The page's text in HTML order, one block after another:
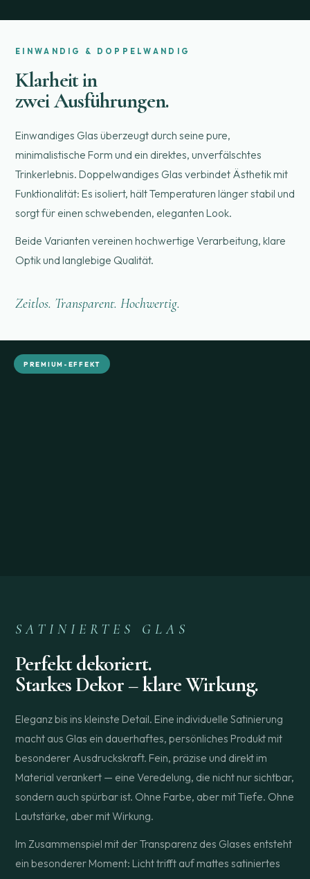
EINWANDIG & DOPPELWANDIG
Klarheit in
zwei Ausführungen.
Einwandiges Glas überzeugt durch seine pure,
minimalistische Form und ein direktes, unverfälschtes
Trinkerlebnis. Doppelwandiges Glas verbindet Ästhetik mit
Funktionalität: Es isoliert, hält Temperaturen länger stabil und
sorgt für einen schwebenden, eleganten Look.
Beide Varianten vereinen hochwertige Verarbeitung, klare
Optik und langlebige Qualität.
Zeitlos. Transparent. Hochwertig.
PREMIUM-EFFEKT
SATINIERTES GLAS
Perfekt dekoriert.
Starkes Dekor – klare Wirkung.
Eleganz bis ins kleinste Detail. Eine individuelle Satinierung
macht aus Glas ein dauerhaftes, persönliches Produkt mit
besonderer Ausdruckskraft. Fein, präzise und direkt im
Material verankert — eine Veredelung, die nicht nur sichtbar,
sondern auch spürbar ist. Ohne Farbe, aber mit Tiefe. Ohne
Lautstärke, aber mit Wirkung.
Im Zusammenspiel mit der Transparenz des Glases entsteht
ein besonderer Moment: Licht trifft auf mattes satiniertes